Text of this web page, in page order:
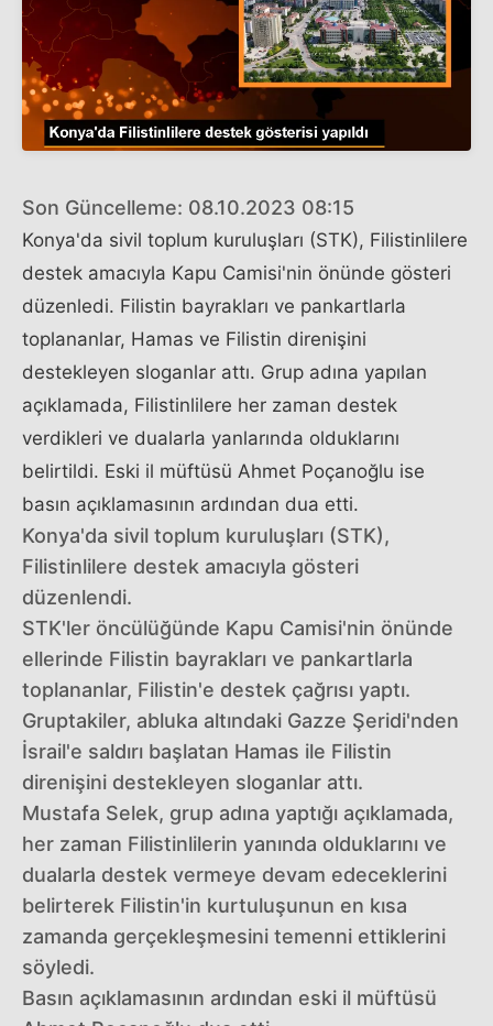
Son Güncelleme: 08.10.2023 08:15
Konya'da sivil toplum kuruluşları (STK), Filistinlilere
destek amacıyla Kapu Camisi'nin önünde gösteri
düzenledi. Filistin bayrakları ve pankartlarla
toplananlar, Hamas ve Filistin direnişini
destekleyen sloganlar attı. Grup adına yapılan
açıklamada, Filistinlilere her zaman destek
verdikleri ve dualarla yanlarında olduklarını
belirtildi. Eski il müftüsü Ahmet Poçanoğlu ise
basın açıklamasının ardından dua etti.
Konya'da sivil toplum kuruluşları (STK),
Filistinlilere destek amacıyla gösteri
düzenlendi.
STK'ler öncülüğünde Kapu Camisi'nin önünde
ellerinde Filistin bayrakları ve pankartlarla
toplananlar, Filistin'e destek çağrısı yaptı.
Gruptakiler, abluka altındaki Gazze Şeridi'nden
İsrail'e saldırı başlatan Hamas ile Filistin
direnişini destekleyen sloganlar attı.
Mustafa Selek, grup adına yaptığı açıklamada,
her zaman Filistinlilerin yanında olduklarını ve
dualarla destek vermeye devam edeceklerini
belirterek Filistin'in kurtuluşunun en kısa
zamanda gerçekleşmesini temenni ettiklerini
söyledi.
Basın açıklamasının ardından eski il müftüsü